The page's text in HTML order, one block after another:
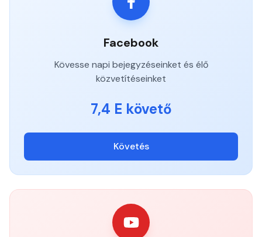
Facebook
Kövesse napi bejegyzéseinket és élő
közvetítéseinket
7,4 E követő
Követés